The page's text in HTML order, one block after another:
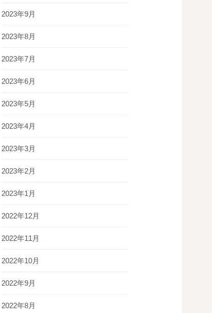
2023年9月
2023年8月
2023年7月
2023年6月
2023年5月
2023年4月
2023年3月
2023年2月
2023年1月
2022年12月
2022年11月
2022年10月
2022年9月
2022年8月